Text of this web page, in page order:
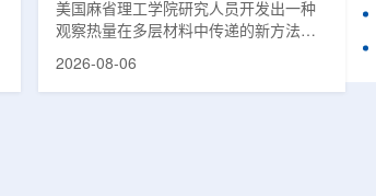
构热传递
美国麻省理工学院研究人员开发出一种
观察热量在多层材料中传递的新方法，
可用于精确测量计算机芯片等电子器件
2026-08-06